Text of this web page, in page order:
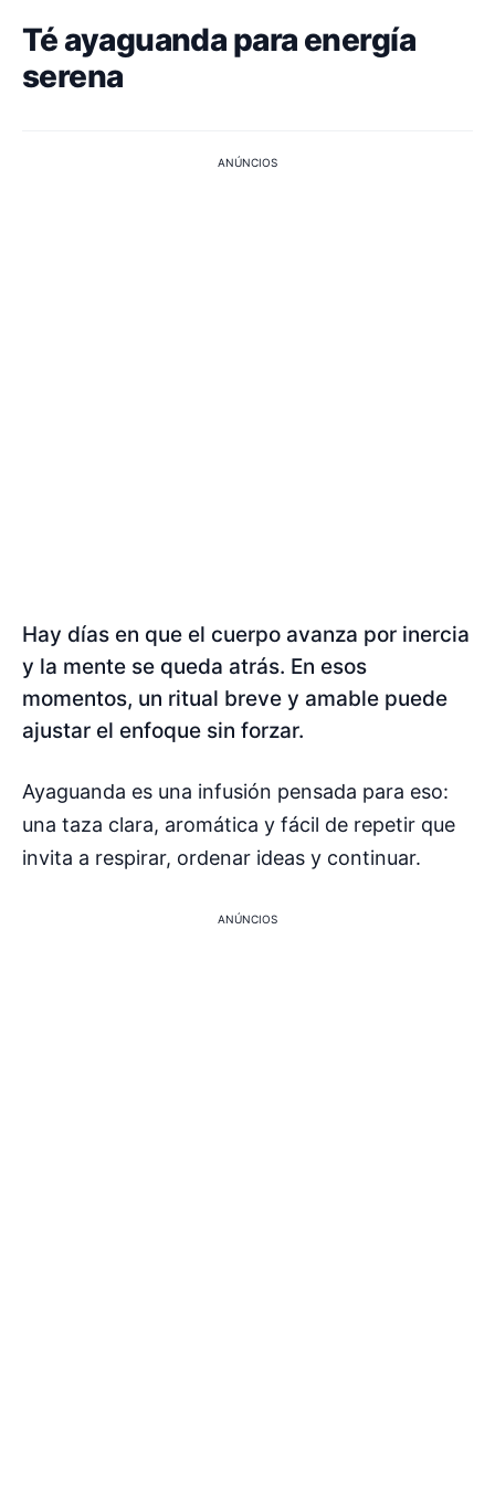
Té ayaguanda para energía
serena
ANÚNCIOS
Hay días en que el cuerpo avanza por inercia
y la mente se queda atrás. En esos
momentos, un ritual breve y amable puede
ajustar el enfoque sin forzar.
Ayaguanda es una infusión pensada para eso:
una taza clara, aromática y fácil de repetir que
invita a respirar, ordenar ideas y continuar.
ANÚNCIOS